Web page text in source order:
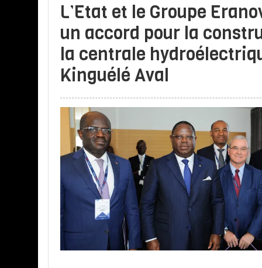
L’Etat et le Groupe
un accord pour la
la centrale
Kinguélé Aval